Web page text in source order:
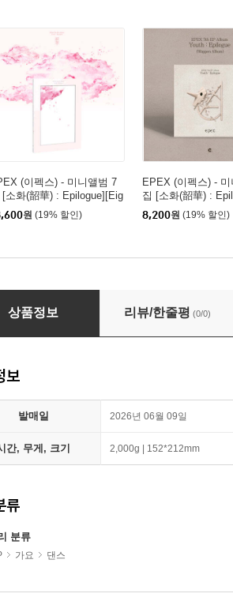
(이펙스) - 미니앨범 7
[소화(韶華) : Epilogue][Eig
Piece ver.]
원 (19% 할인)
EPEX (이펙스) -
집 [소화(韶華) :
ppen Album]
8,200원 (19% 할인)
(이펙스) - 미니앨범 7집 [소화(韶華) :
상품정보 리뷰/한줄평 (0/0)
보
발매일 2026년 06월 09일
간, 무게, 크기 2,000g | 152*212mm
류
분류
가요 댄스